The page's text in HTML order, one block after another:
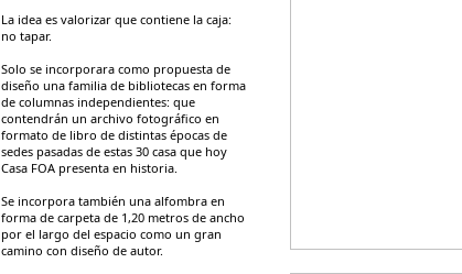
La idea es valorizar que contiene la caja:
no tapar.
Solo se incorporara como propuesta de
diseño una familia de bibliotecas en forma
de columnas independientes: que
contendrán un archivo fotográfico en
formato de libro de distintas épocas de
sedes pasadas de estas 30 casa que hoy
Casa FOA presenta en historia.
Se incorpora también una alfombra en
forma de carpeta de 1,20 metros de ancho
por el largo del espacio como un gran
camino con diseño de autor.